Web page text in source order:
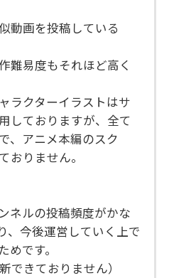
動画を投稿している
難易度もそれほど高く
ラクターイラストはサ
しておりますが、全て
、アニメ本編のスク
おりません。
ネルの投稿頻度がかな
、今後運営していく上で
です。
できておりません）